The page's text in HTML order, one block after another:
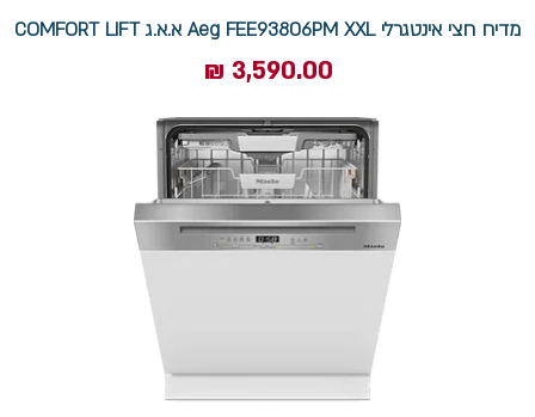
מדיח חצי אינטגרלי Aeg FEE93806PM XXL א.א.ג COMFORT LIFT
מחיר